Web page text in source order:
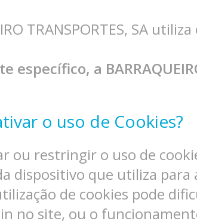
TRANSPORTES, SA
específico, a
o uso de Cookies?
ou restringir o uso de
dispositivo que utiliza
de cookies pode
no site, ou o